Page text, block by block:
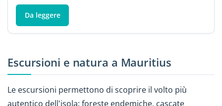
Da leggere
Escursioni e natura a Mauritius
Le escursioni permettono di scoprire il volto più
autentico dell'isola: foreste endemiche, cascate